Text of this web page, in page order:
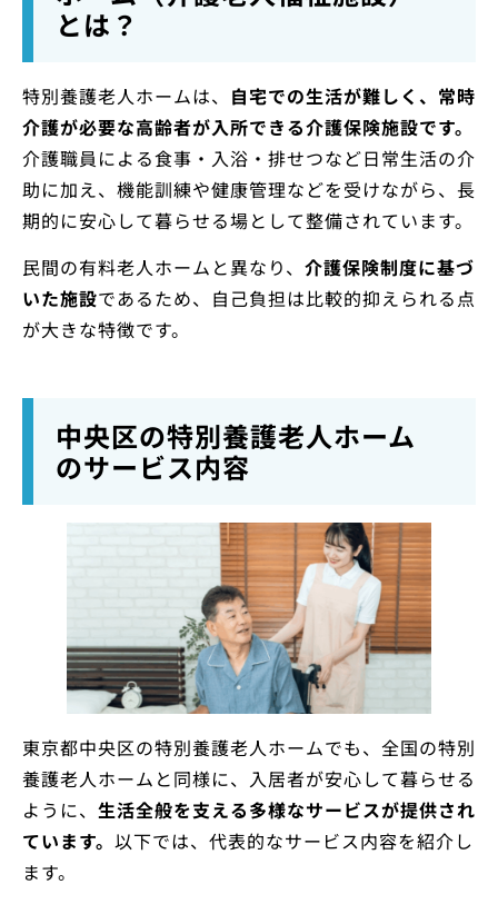
とは？
特別養護老人ホームは、 自宅での生活が難しく、常時
介護が必要な高齢者が入所できる介護保険施設です。
介護職員による食事・入浴・排せつなど日常生活の介
助に加え、機能訓練や健康管理などを受けながら、長
期的に安心して暮らせる場として整備されています。
民間の有料老人ホームと異なり、 介護保険制度に基づ
いた施設であるため、自己負担は比較的抑えられる点
が大きな特徴です。
中央区の特別養護老人ホーム
のサービス内容
東京都中央区の特別養護老人ホームでも、全国の特別
養護老人ホームと同様に、入居者が安心して暮らせる
ように、 生活全般を支える多様なサービスが提供され
ています。 以下では、代表的なサービス内容を紹介し
ます。